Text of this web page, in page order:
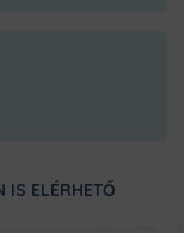
IS ELÉRHETŐ